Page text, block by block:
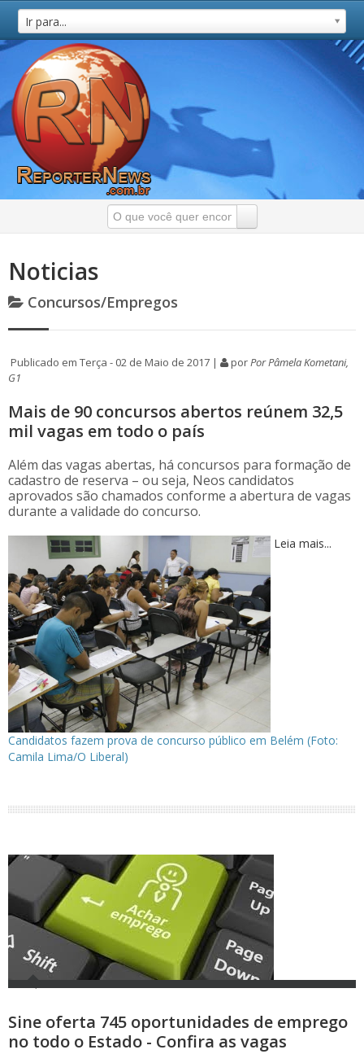
Ir para...
Noticias
Concursos/Empregos
Publicado em Terça - 02 de Maio de 2017 | porPor Pâmela Kometani,
G1
Mais de 90 concursos abertos reúnem 32,5
mil vagas em todo o país
Além das vagas abertas, há concursos para formação de
cadastro de reserva – ou seja, Neos candidatos
aprovados são chamados conforme a abertura de vagas
durante a validade do concurso.
Leia mais...
Candidatos fazem prova de concurso público em Belém (Foto:
Camila Lima/O Liberal)
Sine oferta 745 oportunidades de emprego
no todo o Estado - Confira as vagas